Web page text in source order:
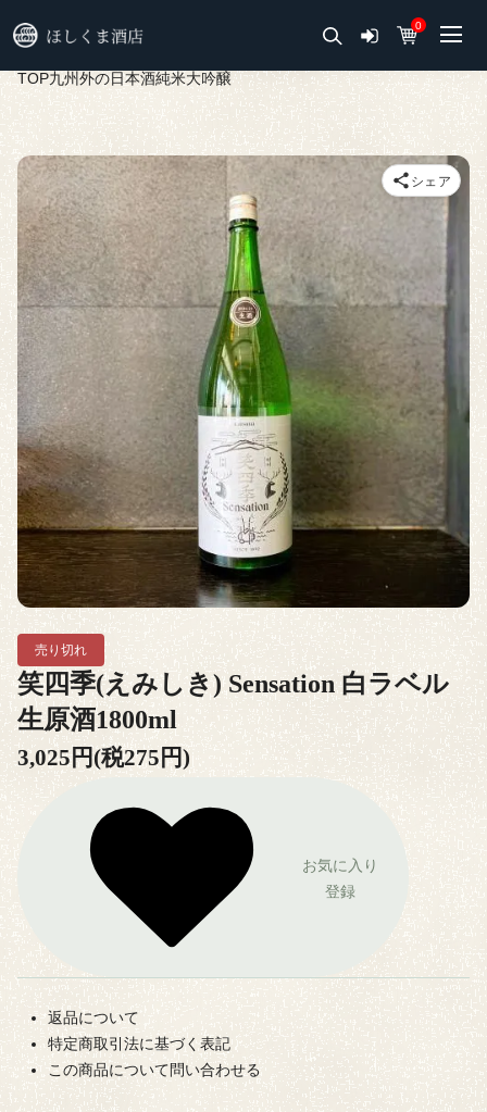
0
TOP九州外の日本酒純米大吟醸
売り切れ
笑四季(えみしき) Sensation 白ラベル
生原酒1800ml
3,025円(税275円)
お気に入り
登録
返品について
特定商取引法に基づく表記
この商品について問い合わせる
シェア